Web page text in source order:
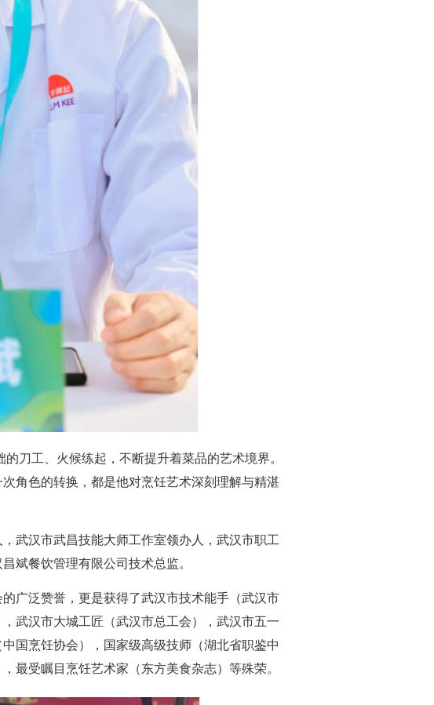
刀工、火候练起，不断提升着菜品的艺术境界。
角色的转换，都是他对烹饪艺术深刻理解与精湛
武汉市武昌技能大师工作室领办人，武汉市职工
斌餐饮管理有限公司技术总监。
广泛赞誉，更是获得了武汉市技术能手（武汉市
武汉市大城工匠（武汉市总工会），武汉市五一
国烹饪协会），国家级高级技师（湖北省职鉴中
最受瞩目烹饪艺术家（东方美食杂志）等殊荣。